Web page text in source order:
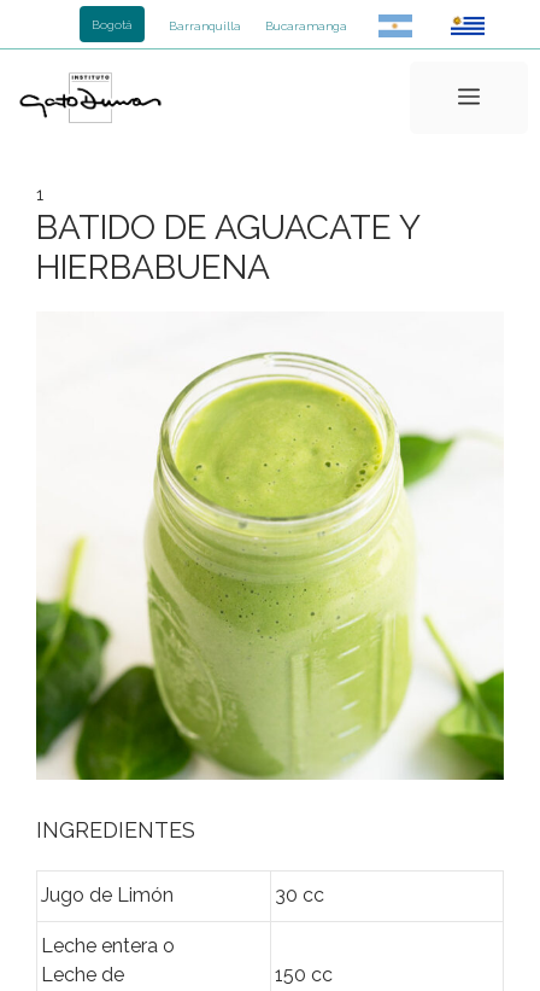
Bogotá Barranquilla Bucaramanga
Menú
1
BATIDO DE AGUACATE Y
HIERBABUENA
INGREDIENTES
Jugo de Limón 30 cc
Leche entera o
Leche de
150 cc